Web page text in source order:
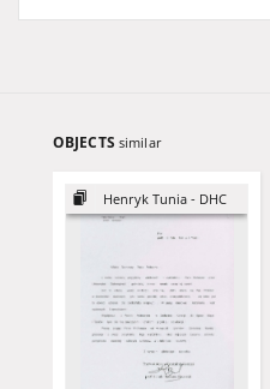
OBJECTS similar
Henryk Tunia - DHC